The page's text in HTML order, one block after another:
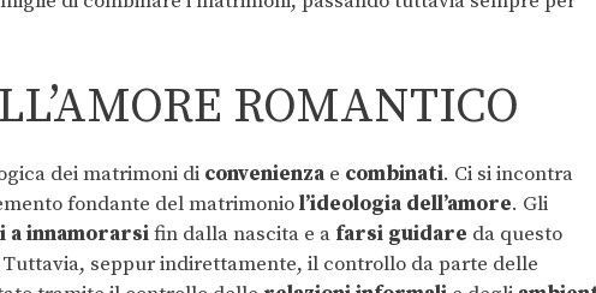
ROMANTICO
dei matrimoni di convenienza e combinati. Ci si incontra
fondante del matrimoniol’ideologia dell’amore. Gli
a innamorarsifin dalla nascita e a farsi guidare da questo
seppur indirettamente, il controllo da parte delle